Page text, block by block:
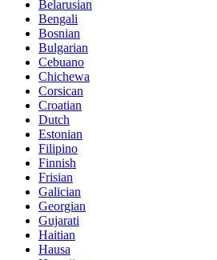
Belarusian
Bengali
Bosnian
Bulgarian
Cebuano
Chichewa
Corsican
Croatian
Dutch
Estonian
Filipino
Finnish
Frisian
Galician
Georgian
Gujarati
Haitian
Hausa